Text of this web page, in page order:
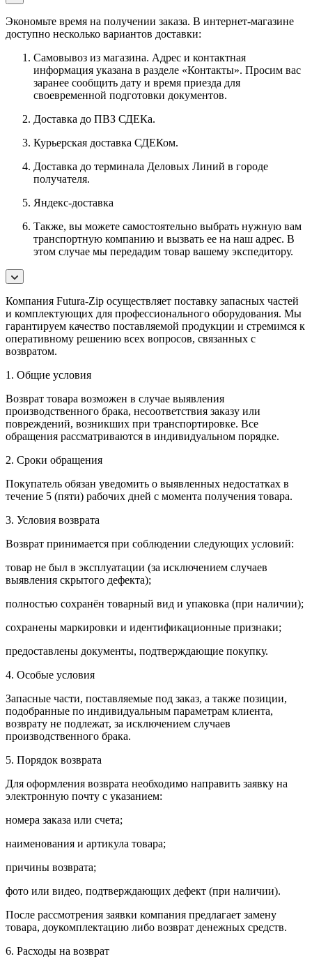
Экономьте время на получении заказа. В интернет-магазине
доступно несколько вариантов доставки:
Самовывоз из магазина. Адрес и контактная
информация указана в разделе «Контакты». Просим вас
заранее сообщить дату и время приезда для
своевременной подготовки документов.
Доставка до ПВЗ СДЕКа.
Курьерская доставка СДЕКом.
Доставка до терминала Деловых Линий в городе
получателя.
Яндекс-доставка
Также, вы можете самостоятельно выбрать нужную вам
транспортную компанию и вызвать ее на наш адрес. В
этом случае мы передадим товар вашему экспедитору.
Компания Futura-Zip осуществляет поставку запасных частей
и комплектующих для профессионального оборудования. Мы
гарантируем качество поставляемой продукции и стремимся к
оперативному решению всех вопросов, связанных с
возвратом.
1. Общие условия
Возврат товара возможен в случае выявления
производственного брака, несоответствия заказу или
повреждений, возникших при транспортировке. Все
обращения рассматриваются в индивидуальном порядке.
2. Сроки обращения
Покупатель обязан уведомить о выявленных недостатках в
течение 5 (пяти) рабочих дней с момента получения товара.
3. Условия возврата
Возврат принимается при соблюдении следующих условий:
товар не был в эксплуатации (за исключением случаев
выявления скрытого дефекта);
полностью сохранён товарный вид и упаковка (при наличии);
сохранены маркировки и идентификационные признаки;
предоставлены документы, подтверждающие покупку.
4. Особые условия
Запасные части, поставляемые под заказ, а также позиции,
подобранные по индивидуальным параметрам клиента,
возврату не подлежат, за исключением случаев
производственного брака.
5. Порядок возврата
Для оформления возврата необходимо направить заявку на
электронную почту с указанием:
номера заказа или счета;
наименования и артикула товара;
причины возврата;
фото или видео, подтверждающих дефект (при наличии).
После рассмотрения заявки компания предлагает замену
товара, доукомплектацию либо возврат денежных средств.
6. Расходы на возврат